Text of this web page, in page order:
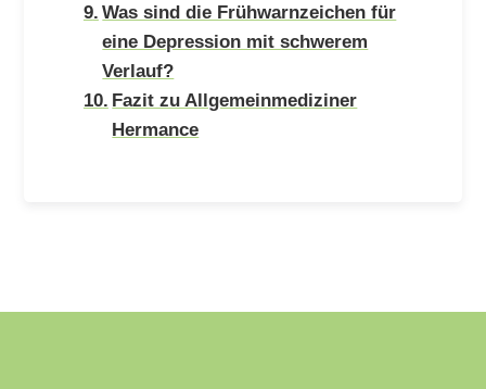
Was sind die Frühwarnzeichen für
eine Depression mit schwerem
Verlauf?
Fazit zu Allgemeinmediziner
Hermance